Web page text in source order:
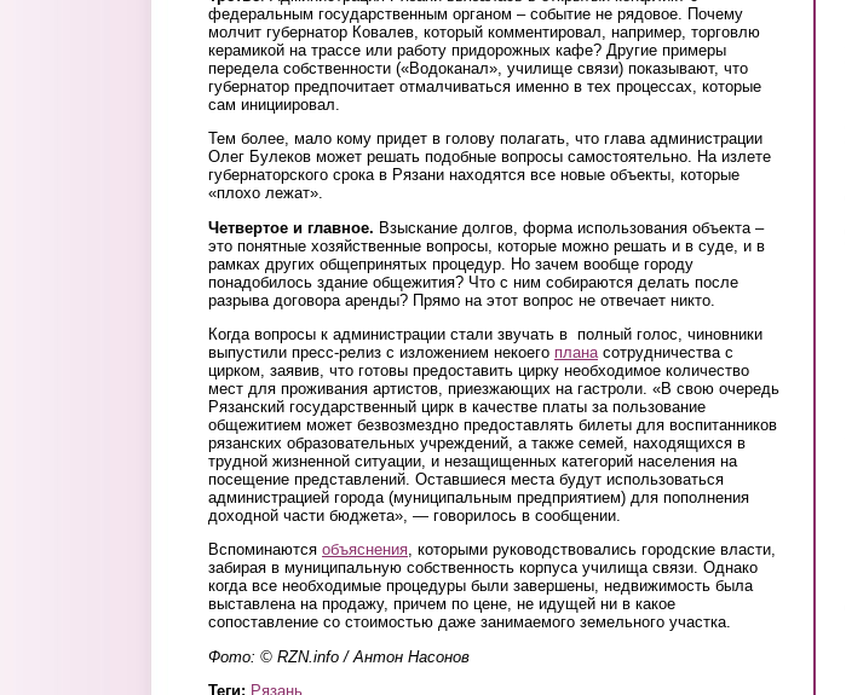
федеральным государственным органом – событие не рядовое. Почему
молчит губернатор Ковалев, который комментировал, например, торговлю
керамикой на трассе или работу придорожных кафе? Другие примеры
передела собственности («Водоканал», училище связи) показывают, что
губернатор предпочитает отмалчиваться именно в тех процессах, которые
сам инициировал.
Тем более, мало кому придет в голову полагать, что глава администрации
Олег Булеков может решать подобные вопросы самостоятельно. На излете
губернаторского срока в Рязани находятся все новые объекты, которые
«плохо лежат».
Четвертое и главное. Взыскание долгов, форма использования объекта –
это понятные хозяйственные вопросы, которые можно решать и в суде, и в
рамках других общепринятых процедур. Но зачем вообще городу
понадобилось здание общежития? Что с ним собираются делать после
разрыва договора аренды? Прямо на этот вопрос не отвечает никто.
Когда вопросы к администрации стали звучать в полный голос, чиновники
выпустили пресс-релиз с изложением некоего плана сотрудничества с
цирком, заявив, что готовы предоставить цирку необходимое количество
мест для проживания артистов, приезжающих на гастроли. «В свою очередь
Рязанский государственный цирк в качестве платы за пользование
общежитием может безвозмездно предоставлять билеты для воспитанников
рязанских образовательных учреждений, а также семей, находящихся в
трудной жизненной ситуации, и незащищенных категорий населения на
посещение представлений. Оставшиеся места будут использоваться
администрацией города (муниципальным предприятием) для пополнения
доходной части бюджета», — говорилось в сообщении.
Вспоминаются объяснения, которыми руководствовались городские власти,
забирая в муниципальную собственность корпуса училища связи. Однако
когда все необходимые процедуры были завершены, недвижимость была
выставлена на продажу, причем по цене, не идущей ни в какое
сопоставление со стоимостью даже занимаемого земельного участка.
Фото: © RZN.info / Антон Насонов
Теги: Рязань